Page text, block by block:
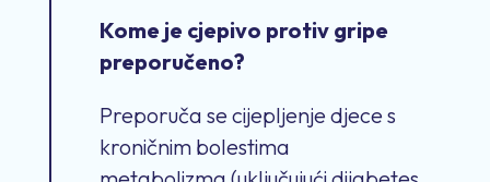
Kome je cjepivo protiv gripe
preporučeno?
Preporuča se cijepljenjedjeces
kroničnim bolestima